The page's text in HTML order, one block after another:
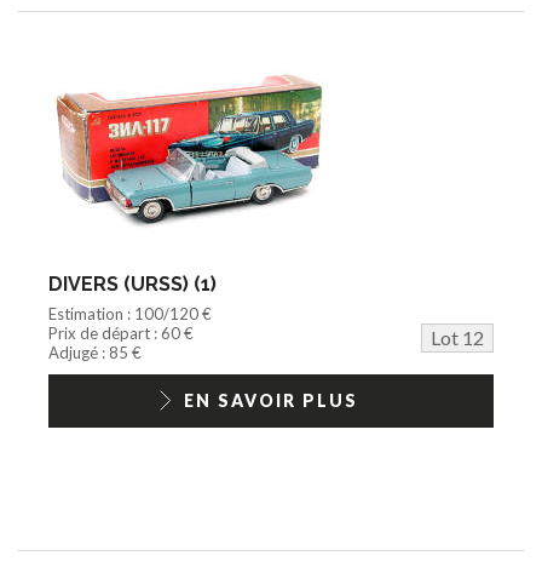
DIVERS (URSS) (1)
Estimation : 100/120 €
Prix de départ : 60 €
Lot 12
Adjugé : 85 €
EN SAVOIR PLUS